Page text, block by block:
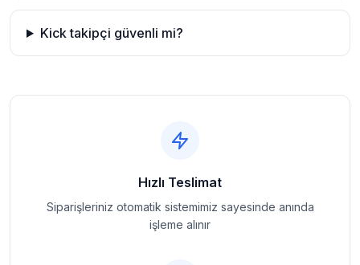
Kick takipçi güvenli mi?
Hızlı Teslimat
Siparişleriniz otomatik sistemimiz sayesinde anında
işleme alınır